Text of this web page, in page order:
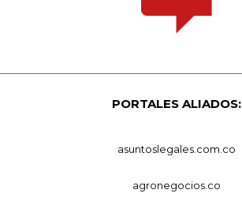
PORTALES ALIADOS:
asuntoslegales.com.co
agronegocios.co